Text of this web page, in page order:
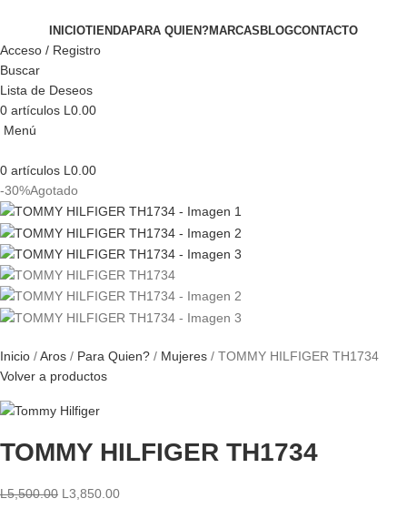
INICIOTIENDAPARA QUIEN?MARCAS BLOGCONTACTO
Acceso / Registro
Buscar
Lista de Deseos
0 artículos L 0.00
Menú
0 artículos L 0.00
-30%Agotado
Inicio Aros Para Quien? Mujeres
TOMMY HILFIGER TH1734
Volver a productos
TOMMY HILFIGER TH1734
L5,500.00 L 3,850.00